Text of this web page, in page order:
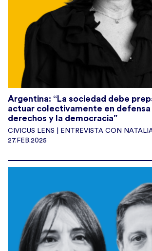
Argentina: “La sociedad debe
actuar colectivamente en defensa
derechos y la democracia”
CIVICUS LENS | ENTREVISTA CON
27.FEB.2025